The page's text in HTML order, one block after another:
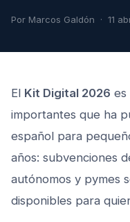
Por Marcos Galdón · 11
El Kit Digital 2026 es
importantes que ha
español para
años: subvenciones
autónomos y pymes
disponibles para